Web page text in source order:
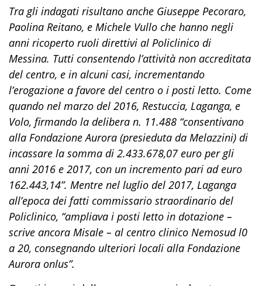
Tra gli indagati risultano anche Giuseppe Pecoraro,
Paolina Reitano, e Michele Vullo che hanno negli
anni ricoperto ruoli direttivi al Policlinico di
Messina. Tutti consentendo l’attività non accreditata
del centro, e in alcuni casi, incrementando
l’erogazione a favore del centro o i posti letto. Come
quando nel marzo del 2016, Restuccia, Laganga, e
Volo, firmando la delibera n. 11.488 “consentivano
alla Fondazione Aurora (presieduta da Melazzini) di
incassare la somma di 2.433.678,07 euro per gli
anni 2016 e 2017, con un incremento pari ad euro
162.443,14”. Mentre nel luglio del 2017, Laganga
all’epoca dei fatti commissario straordinario del
Policlinico, “ampliava i posti letto in dotazione –
scrive ancora Misale – al centro clinico Nemosud l0
a 20, consegnando ulteriori locali alla Fondazione
Aurora onlus”.